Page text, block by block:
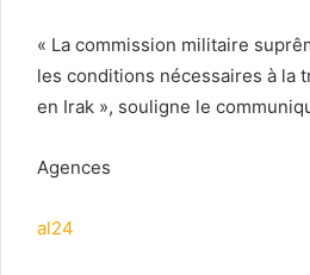
« La commission militaire
les conditions nécessaires à la
en Irak », souligne le
Agences
al24